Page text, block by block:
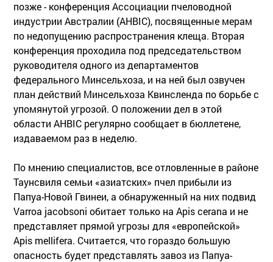
позже - конференция Ассоциации пчеловодной
индустрии Австралии (AHBIC), посвященные мерам
по недопущению распространения клеща. Вторая
конференция проходила под председательством
руководителя одного из департаментов
федерального Минсельхоза, и на ней был озвучен
план действий Минсельхоза Квинсленда по борьбе с
упомянутой угрозой. О положении дел в этой
области AHBIC регулярно сообщает в бюллетене,
издаваемом раз в неделю.
По мнению специалистов, все отловленные в районе
Таунсвиля семьи «азиатских» пчел прибыли из
Папуа-Новой Гвинеи, а обнаруженный на них подвид
Varroa jacobsoni обитает только на Аpis cerana и не
представляет прямой угрозы для «европейской»
Apis mellifera. Считается, что гораздо большую
опасность будет представлять завоз из Папуа-